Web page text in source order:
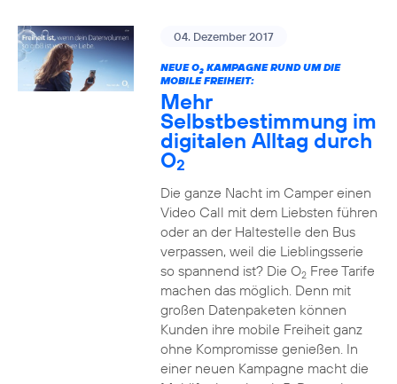
04. Dezember 2017
NEUE O2KAMPAGNE RUND UM DIE
MOBILE FREIHEIT:
Mehr
Selbstbestimmung im
digitalen Alltag durch
O2
Die ganze Nacht im Camper einen
Video Call mit dem Liebsten führen
oder an der Haltestelle den Bus
verpassen, weil die Lieblingsserie
so spannend ist? Die O2Free Tarife
machen das möglich. Denn mit
großen Datenpaketen können
Kunden ihre mobile Freiheit ganz
ohne Kompromisse genießen. In
einer neuen Kampagne macht die